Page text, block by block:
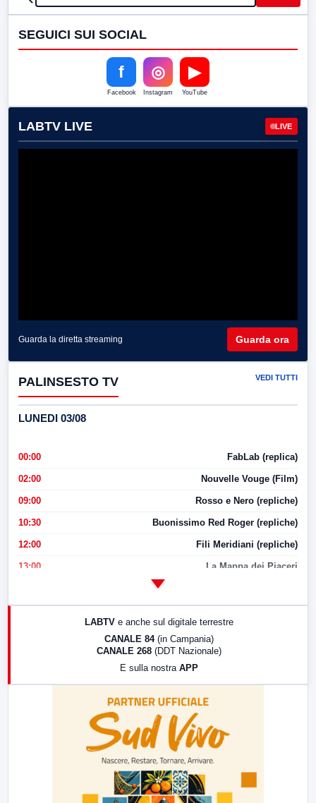
SEGUICI SUI SOCIAL
f
Facebook
◎
Instagram
▶
YouTube
LABTV LIVE LIVE
Guarda la diretta streaming Guarda ora
PALINSESTO TV VEDI TUTTI
LUNEDI 03/08
00:00 FabLab (replica)
02:00 Nouvelle Vouge (Film)
09:00 Rosso e Nero (repliche)
10:30 Buonissimo Red Roger (repliche)
12:00 Fili Meridiani (repliche)
13:00 La Mappa dei Piaceri
LABTV e anche sul digitale terrestre
CANALE 84 (in Campania)
CANALE 268 (DDT Nazionale)
E sulla nostra APP